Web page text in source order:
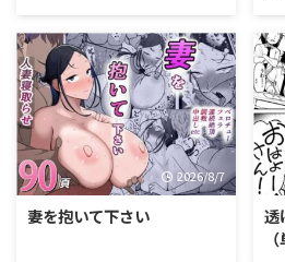
2026/8/7
妻を抱いて下さい
透